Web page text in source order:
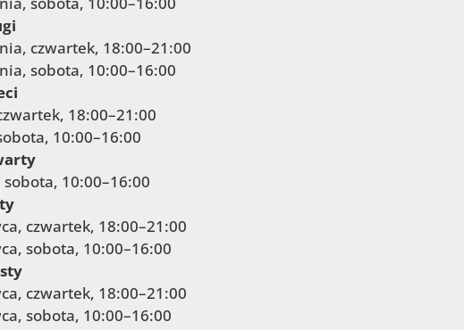
czwartek, 18:00–21:00
sobota, 10:00–16:00
18:00–21:00
10:00–16:00
10:00–16:00
czwartek, 18:00–21:00
sobota, 10:00–16:00
czwartek, 18:00–21:00
sobota, 10:00–16:00